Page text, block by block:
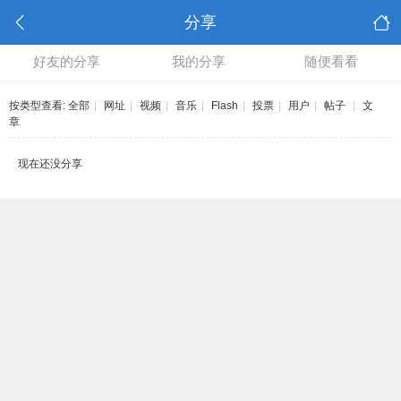
分享
好友的分享 我的分享 随便看看
按类型查看: 全部 网址 视频 音乐 Flash 投票 用户 帖子
文
章
现在还没分享